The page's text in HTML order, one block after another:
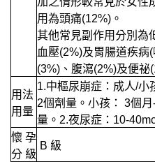
用為頭痛(12%)。
其他常見副作用分別為
血壓(2%)及胃腸道疾病
(3%)、腹瀉(2%)及便祕
用法
用量
1.中樞尿崩症：成人/
2個劑量。小孩： 3個
量。2.夜尿症：10-
懷 孕
分 級
B 級